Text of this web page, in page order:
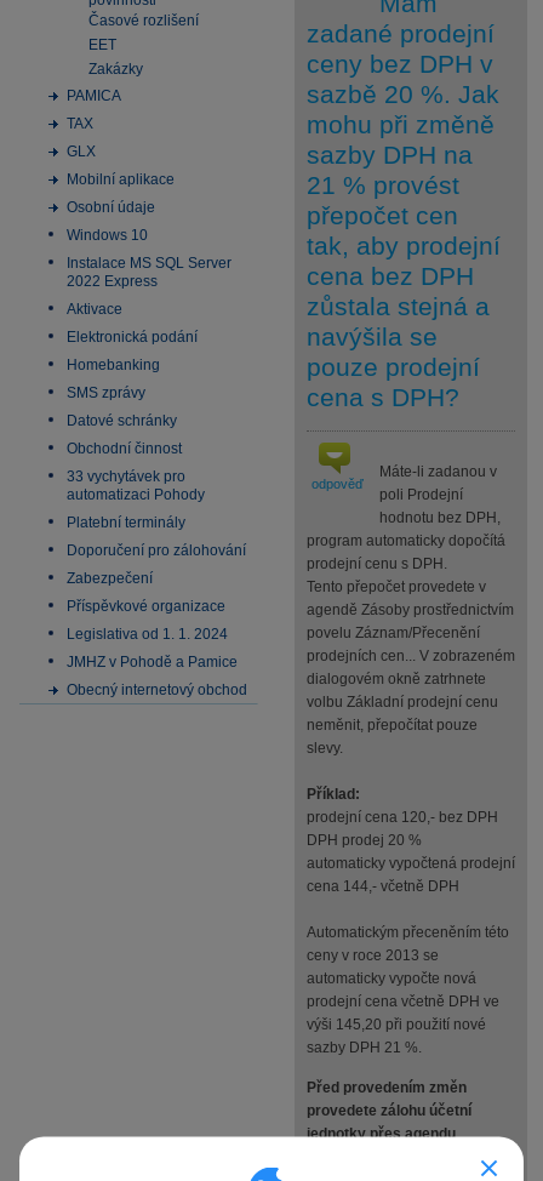
Časové rozlišení
EET
Zakázky
PAMICA
TAX
GLX
Mobilní aplikace
Osobní údaje
Windows 10
Instalace MS SQL Server
2022 Express
Aktivace
Elektronická podání
Homebanking
SMS zprávy
Datové schránky
Obchodní činnost
33 vychytávek pro
automatizaci Pohody
Platební terminály
Doporučení pro zálohování
Zabezpečení
Příspěvkové organizace
Legislativa od 1. 1. 2024
JMHZ v Pohodě a Pamice
Obecný internetový obchod
zadané prodejní
ceny bez DPH v
sazbě 20 %. Jak
mohu při změně
sazby DPH na
21 % provést
přepočet cen
tak, aby prodejní
cena bez DPH
zůstala stejná a
navýšila se
pouze prodejní
cena s DPH?
odpověď
Máte-li zadanou v
poli Prodejní
hodnotu bez DPH,
program automaticky dopočítá
prodejní cenu s DPH.
Tento přepočet provedete v
agendě Zásoby prostřednictvím
povelu Záznam/Přecenění
prodejních cen... V zobrazeném
dialogovém okně zatrhnete
volbu Základní prodejní cenu
neměnit, přepočítat pouze
slevy.
Příklad:
prodejní cena 120,- bez DPH
DPH prodej 20 %
automaticky vypočtená prodejní
cena 144,- včetně DPH
Automatickým přeceněním této
ceny v roce 2013 se
automaticky vypočte nová
prodejní cena včetně DPH ve
výši 145,20 při použití nové
sazby DPH 21 %.
Před provedením změn
provedete zálohu účetní
jednotky přes agendu
Soubor/Zálohování/Zálohovat.